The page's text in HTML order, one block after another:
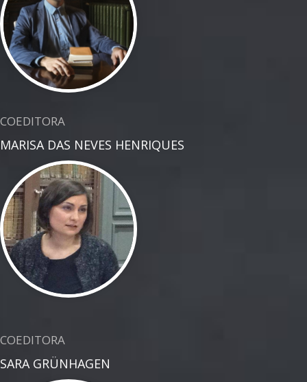
COEDITORA
MARISA DAS NEVES HENRIQUES
COEDITORA
SARA GRÜNHAGEN